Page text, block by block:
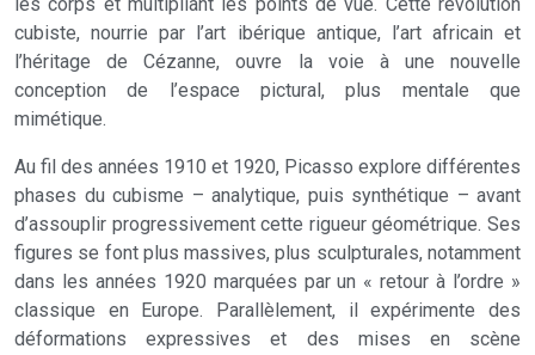
cubiste, nourrie par l’art ibérique antique, l’art africain et
l’héritage de Cézanne, ouvre la voie à une nouvelle
conception de l’espace pictural, plus mentale que
mimétique.
Au fil des années 1910 et 1920, Picasso explore différentes
phases du cubisme – analytique, puis synthétique – avant
d’assouplir progressivement cette rigueur géométrique. Ses
figures se font plus massives, plus sculpturales, notamment
dans les années 1920 marquées par un « retour à l’ordre »
classique en Europe. Parallèlement, il expérimente des
déformations expressives et des mises en scène